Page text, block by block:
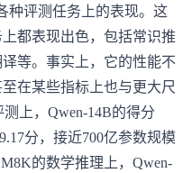
种评测任务上的表现。这
都表现出色，包括常识推
等。事实上，它的性能不
在某些指标上也与更大尺
上，Qwen-14B的得分
分，接近700亿参数规模
的数学推理上，Qwen-